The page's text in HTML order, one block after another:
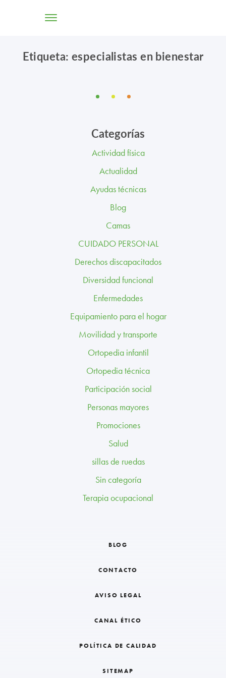
TIENDA ONLINE
CENTROS
PROFESIONALES
BLOG
CONTACTO
CANAL ÉTICO
Etiqueta: especialistas en bienestar
Categorías
Actividad física
Actualidad
Ayudas técnicas
Blog
Camas
CUIDADO PERSONAL
Derechos discapacitados
Diversidad funcional
Enfermedades
Equipamiento para el hogar
Movilidad y transporte
Ortopedia infantil
Ortopedia técnica
Participación social
Personas mayores
Promociones
Salud
sillas de ruedas
Sin categoría
Terapia ocupacional
BLOG
CONTACTO
AVISO LEGAL
CANAL ÉTICO
POLÍTICA DE CALIDAD
SITEMAP